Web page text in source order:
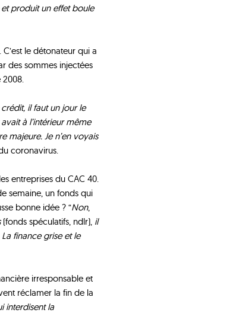
et produit un effet boule
le détonateur qui a
des sommes injectées
2008.
il faut un jour le
à l’intérieur même
majeure. Je n’en voyais
coronavirus.
entreprises du CAC 40.
semaine, un fonds qui
bonne idée ? “Non,
(fonds spéculatifs, ndlr), il
finance grise et le
irresponsable et
réclamer la fin de la
interdisent la